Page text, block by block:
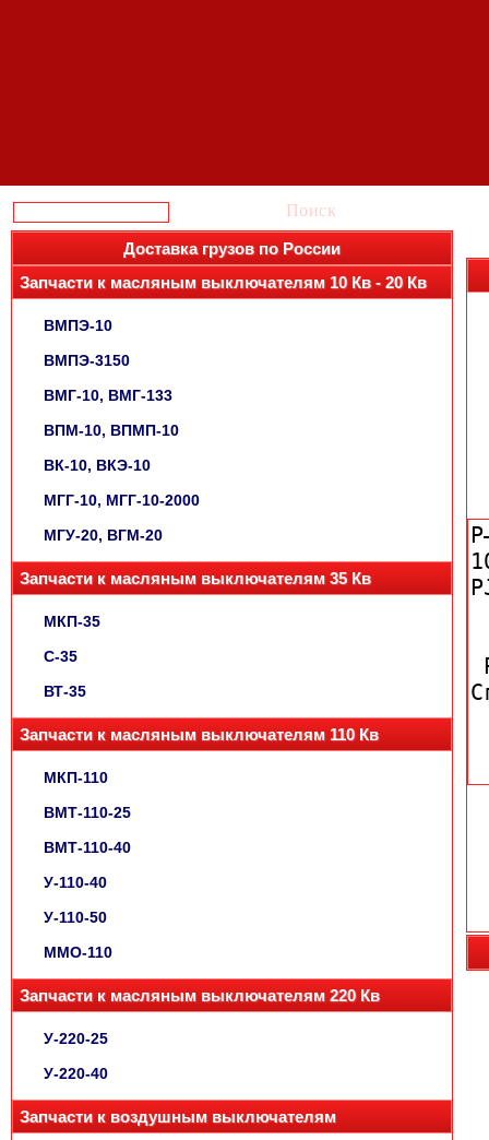
Поиск
Доставка грузов по России
Запчасти к масляным выключателям 10 Кв - 20 Кв
ВМПЭ-10
ВМПЭ-3150
ВМГ-10, ВМГ-133
ВПМ-10, ВПМП-10
ВК-10, ВКЭ-10
МГГ-10, МГГ-10-2000
МГУ-20, ВГМ-20
Запчасти к масляным выключателям 35 Кв
МКП-35
С-35
ВТ-35
Запчасти к масляным выключателям 110 Кв
МКП-110
ВМТ-110-25
ВМТ-110-40
У-110-40
У-110-50
ММО-110
Запчасти к масляным выключателям 220 Кв
У-220-25
У-220-40
Запчасти к воздушным выключателям